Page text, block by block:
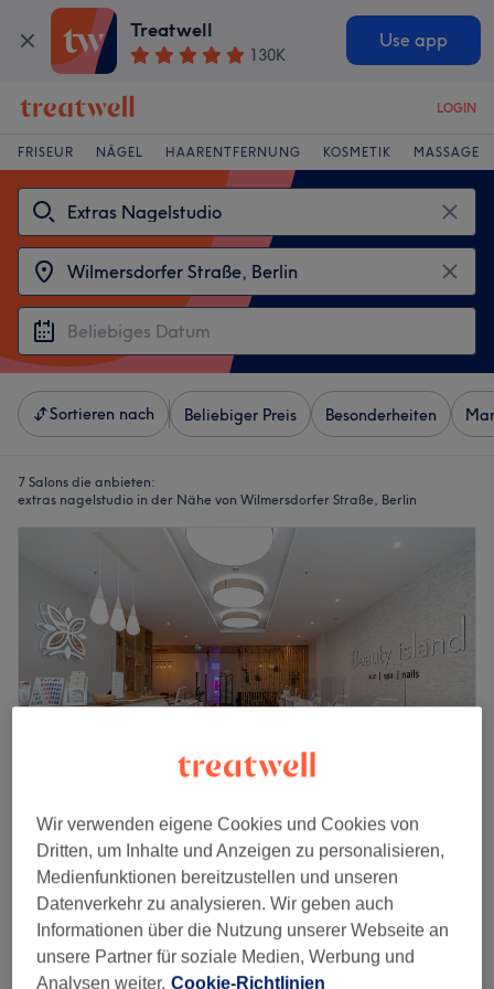
Treatwell
130K
Use app
LOGIN
FRISEUR NÄGEL HAARENTFERNUNG KOSMETIK MASSAGE
Sortieren nach Beliebiger Preis Besonderheiten
7 Salons die anbieten:
extras nagelstudio in der Nähe von Wilmersdorfer Straße, Berlin
Beauty Island in den Wilmersdorfer Arcaden
4,6
1256 Bewertungen
Wilmersdorfer Arkaden, Berlin
Auf Karte anzeigen
Nagelreparatur
10 Min.
Wir verwenden eigene Cookies und Cookies von
Dritten, um Inhalte und Anzeigen zu personalisieren,
Medienfunktionen bereitzustellen und unseren
Datenverkehr zu analysieren. Wir geben auch
Informationen über die Nutzung unserer Webseite an
unsere Partner für soziale Medien, Werbung und
Analysen weiter. Cookie-Richtlinien